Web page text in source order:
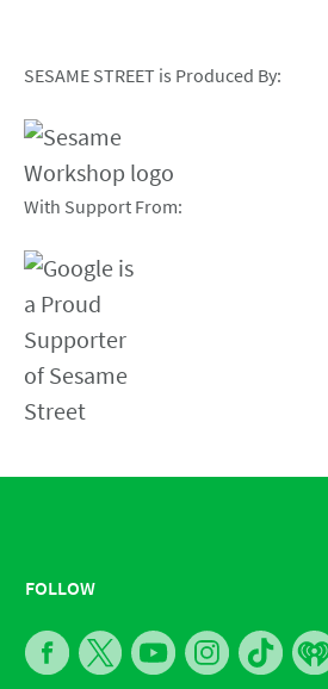
SESAME STREET is Produced By:
With Support From:
FOLLOW